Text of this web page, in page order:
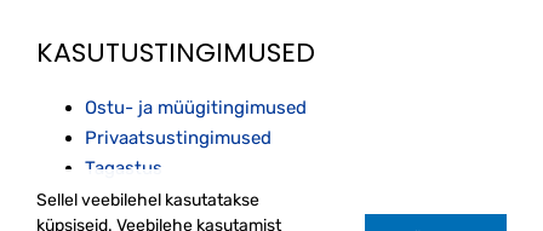
KASUTUSTINGIMUSED
Ostu- ja müügitingimused
Privaatsustingimused
Tagastus
Sellel veebilehel kasutatakse
küpsiseid. Veebilehe kasutamist